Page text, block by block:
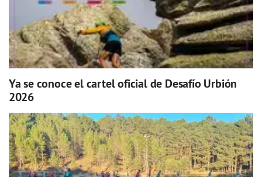
Ya se conoce el cartel oficial de Desafío Urbión
2026